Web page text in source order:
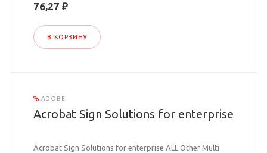
76,27 ₽
В КОРЗИНУ
ADOBE
Acrobat Sign Solutions for enterprise
Acrobat Sign Solutions for enterprise ALL Other Multi